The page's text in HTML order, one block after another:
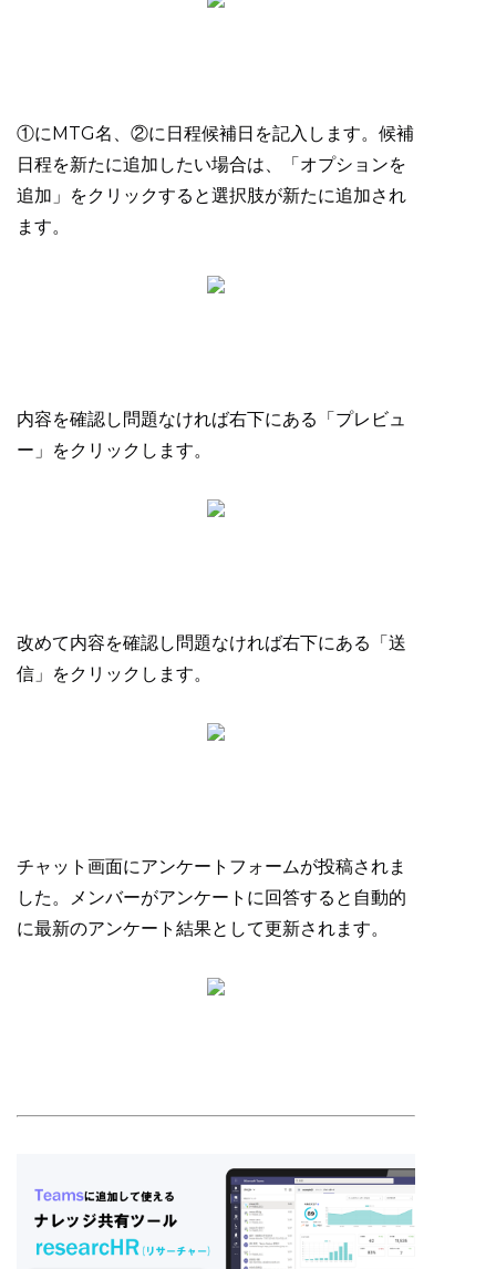
①にMTG名、②に日程候補日を記入します。候補
日程を新たに追加したい場合は、「オプションを
追加」をクリックすると選択肢が新たに追加され
ます。
内容を確認し問題なければ右下にある「プレビュ
ー」をクリックします。
改めて内容を確認し問題なければ右下にある「送
信」をクリックします。
チャット画面にアンケートフォームが投稿されま
した。メンバーがアンケートに回答すると自動的
に最新のアンケート結果として更新されます。